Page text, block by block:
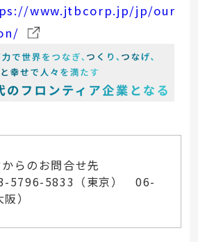
www.jtbcorp.jp/jp/our
らのお問合せ先
5796-5833（東京） 06-
）